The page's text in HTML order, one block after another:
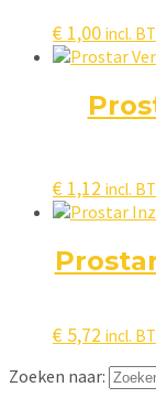
€ 1,00 incl.
€ 1,12 incl.
€ 5,72 incl.
Zoeken naar: